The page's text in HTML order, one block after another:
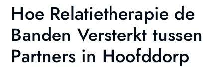
Hoe Relatietherapie de
Banden Versterkt tussen
Partners in Hoofddorp